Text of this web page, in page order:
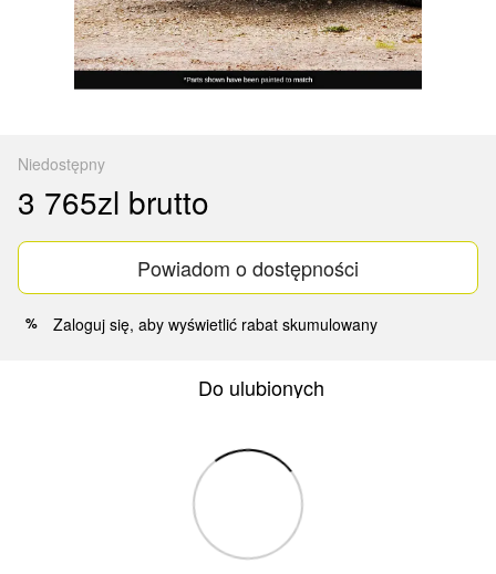
Niedostępny
3 765zl brutto
Powiadom o dostępności
% Zaloguj się, aby wyświetlić rabat skumulowany
Do ulubionych